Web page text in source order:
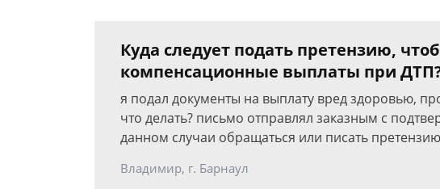
Куда следует подать претензию,
компенсационные выплаты при
я подал документы на выплату вред здоровью,
что делать? письмо отправлял заказным с
данном случаи обращаться или писать
Владимир, г. Барнаул